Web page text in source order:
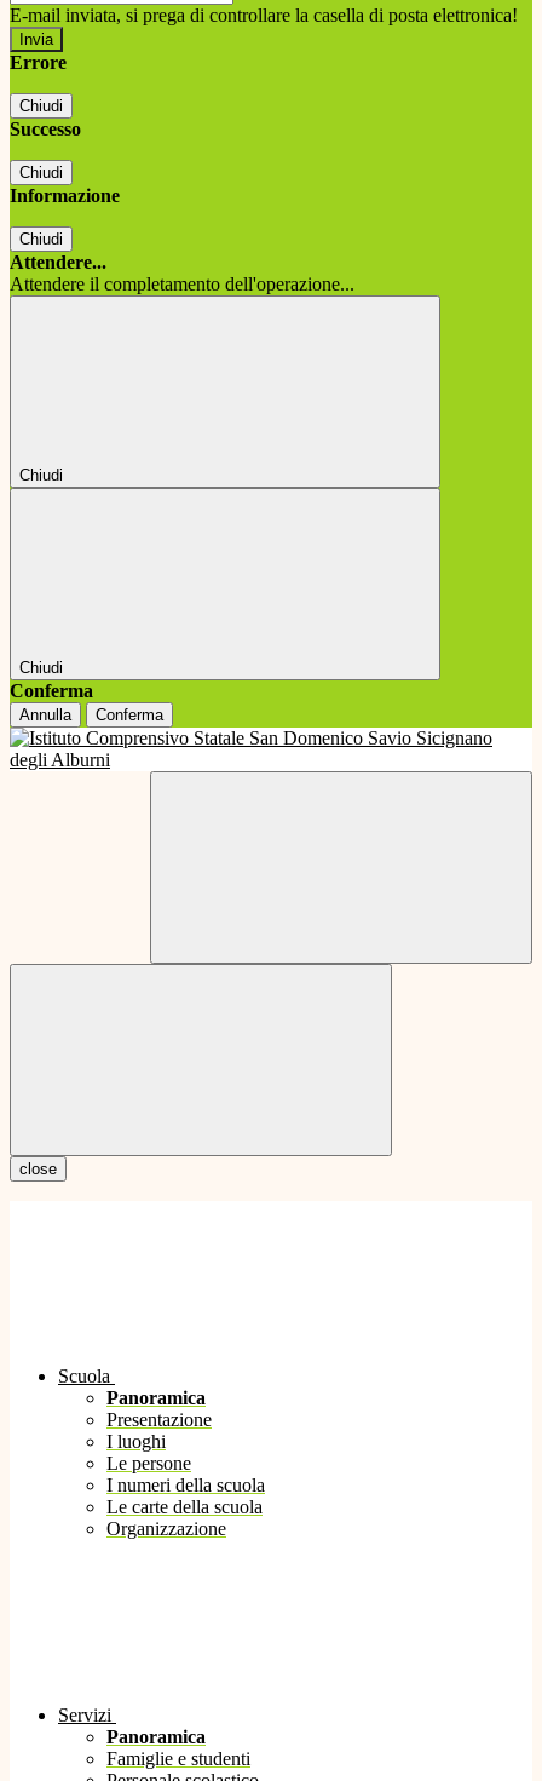
E-mail inviata, si prega di controllare la casella di posta elettronica!
Errore
Chiudi
Successo
Chiudi
Informazione
Chiudi
Attendere...
Attendere il completamento dell'operazione...
Chiudi
Chiudi
Conferma
Annulla Conferma
close
Scuola
Panoramica
Presentazione
I luoghi
Le persone
I numeri della scuola
Le carte della scuola
Organizzazione
Servizi
Panoramica
Famiglie e studenti